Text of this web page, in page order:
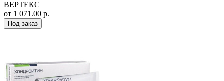
ВЕРТЕКС
от 1 071.00 р.
Под заказ